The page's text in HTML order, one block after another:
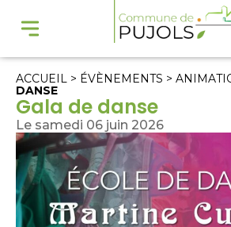
ACCUEIL > ÉVÈNEMENTS >
DANSE
Gala de danse
Le samedi 06 juin 2026